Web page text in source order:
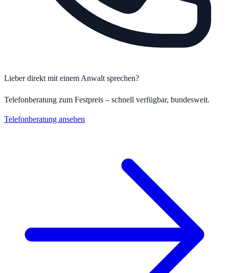
Lieber direkt mit einem Anwalt sprechen?
Telefonberatung zum Festpreis – schnell verfügbar, bundesweit.
Telefonberatung ansehen